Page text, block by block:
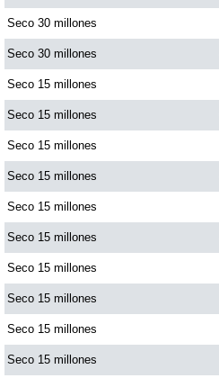
Seco 30 millones
Seco 30 millones
Seco 15 millones
Seco 15 millones
Seco 15 millones
Seco 15 millones
Seco 15 millones
Seco 15 millones
Seco 15 millones
Seco 15 millones
Seco 15 millones
Seco 15 millones